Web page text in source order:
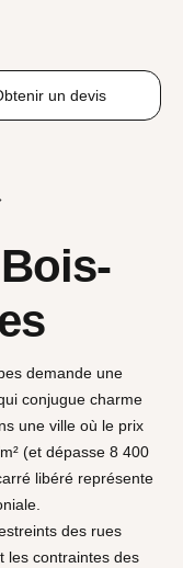
un devis
demande une
conjugue charme
une ville où le prix
(et dépasse 8 400
libéré représente
des rues
les contraintes des